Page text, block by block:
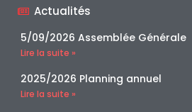
Actualités
5/09/2026 Assemblée Générale
Lire la suite »
2025/2026 Planning annuel
Lire la suite »